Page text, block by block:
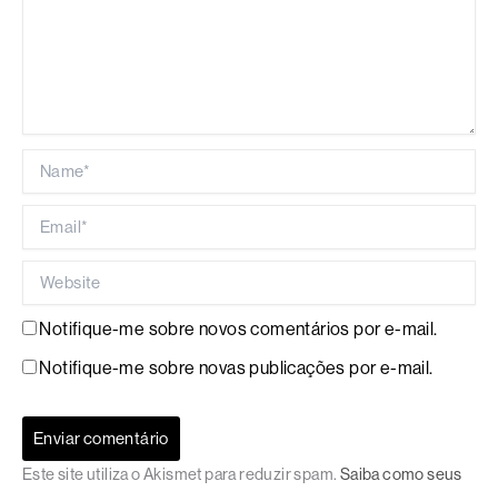
Notifique-me sobre novos comentários por e-mail.
Notifique-me sobre novas publicações por e-mail.
Este site utiliza o Akismet para reduzir spam. Saiba como seus